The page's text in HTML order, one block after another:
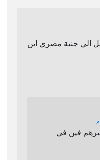
الي جنية مصري اين
اغيرهم فين في